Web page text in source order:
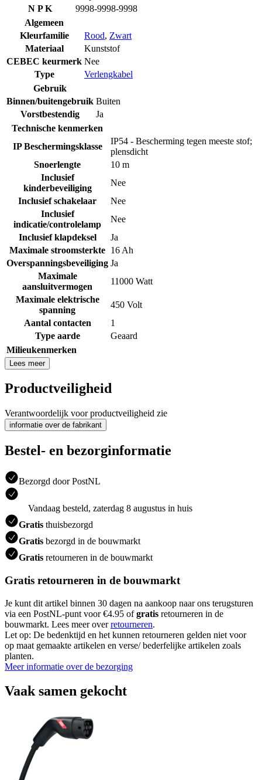
N P K
9998-9998-9998
Algemeen
Kleurfamilie
Rood, Zwart
Materiaal
Kunststof
CEBEC keurmerk Nee
Type
Verlengkabel
Gebruik
Binnen/buitengebruik Buiten
Vorstbestendig
Ja
Technische kenmerken
IP Beschermingsklasse
IP54 - Bescherming tegen meeste stof;
plensdicht
Snoerlengte
10 m
Inclusief
kinderbeveiliging
Nee
Inclusief schakelaar
Nee
Inclusief
indicatie/controlelamp
Nee
Inclusief klapdeksel
Ja
Maximale stroomsterkte 16 Ah
Overspanningsbeveiliging Ja
Maximale
aansluitvermogen
11000 Watt
Maximale elektrische
spanning
450 Volt
Aantal contacten
1
Type aarde
Geaard
Milieukenmerken
Lees meer
Productveiligheid
Verantwoordelijk voor productveiligheid zie
informatie over de fabrikant
Bestel- en bezorginformatie
Bezorgd door PostNL
Vandaag besteld, zaterdag 8 augustus in huis
Gratis thuisbezorgd
Gratis bezorgd in de bouwmarkt
Gratis retourneren in de bouwmarkt
Gratis retourneren in de bouwmarkt
Je kunt dit artikel binnen 30 dagen na aankoop naar ons terugsturen
via een PostNL-punt voor €4.95 ofgratis retourneren in de
bouwmarkt. Lees meer overretourneren.
Let op: De bedenktijd en het kunnen retourneren gelden niet voor
op maat gemaakte artikelen en verse/ bederfelijke artikelen zoals
planten.
Meer informatie over de bezorging
Vaak samen gekocht